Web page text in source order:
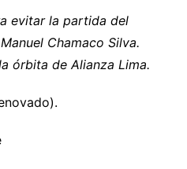
evitar la partida del
Chamaco Silva.
órbita de Alianza Lima.